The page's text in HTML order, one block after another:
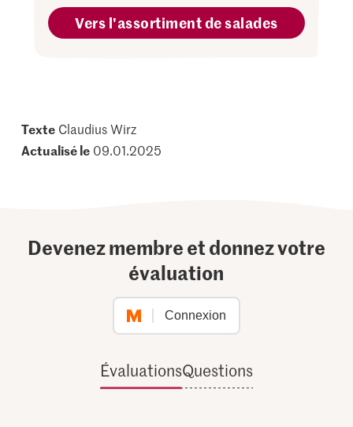
Vers l'assortiment de salades
Texte Claudius Wirz
Actualisé le 09.01.2025
Devenez membre et donnez votre
évaluation
Connexion
ÉvaluationsQuestions